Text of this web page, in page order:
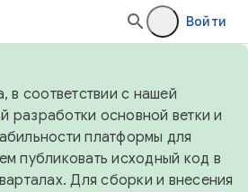
Войти
в соответствии с нашей
разработки основной ветки и
платформы для
публиковать исходный код в
Для сборки и внесения